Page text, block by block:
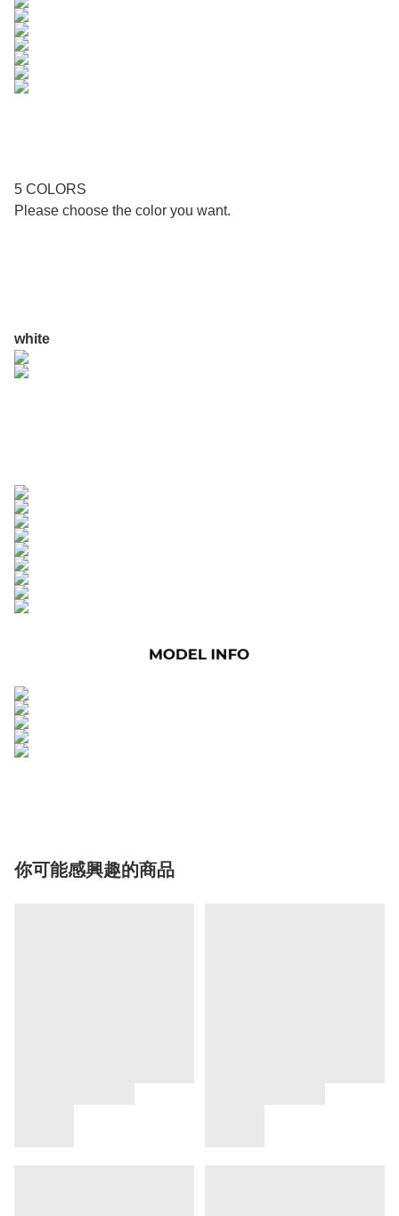
5 COLORS
Please choose the color you want.
white
你可能感興趣的商品